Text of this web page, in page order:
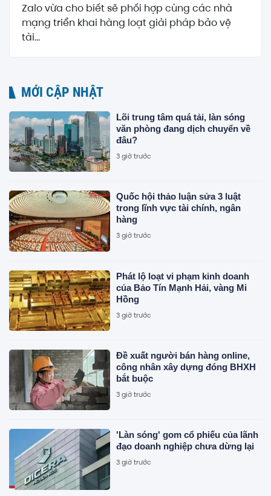
Zalo vừa cho biết sẽ phối hợp cùng các nhà
mạng triển khai hàng loạt giải pháp bảo vệ
tài...
MỚI CẬP NHẬT
Lõi trung tâm quá tải, làn sóng
văn phòng đang dịch chuyển về
đâu?
3 giờ trước
Quốc hội thảo luận sửa 3 luật
trong lĩnh vực tài chính, ngân
hàng
3 giờ trước
Phát lộ loạt vi phạm kinh doanh
của Bảo Tín Mạnh Hải, vàng Mi
Hồng
3 giờ trước
Đề xuất người bán hàng online,
công nhân xây dựng đóng BHXH
bắt buộc
3 giờ trước
'Làn sóng' gom cổ phiếu của lãnh
đạo doanh nghiệp chưa dừng lại
3 giờ trước